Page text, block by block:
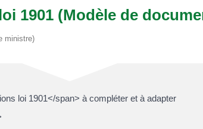
1901 (Modèle de
ministre)
loi 1901</span> à compléter et à adapter